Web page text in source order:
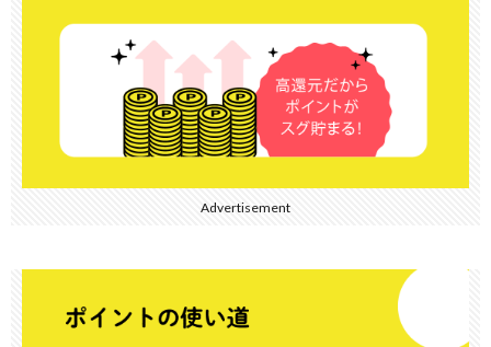
Advertisement